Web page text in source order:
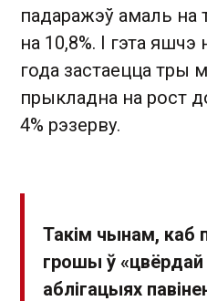
падаражэў амаль на
на 10,8%. І гэта
года застаецца тры
прыкладна на рост
4% рэзерву.
Такім чынам, каб
грошы ў
аблігацыях